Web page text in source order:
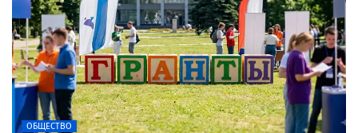
ОБЩЕСТВО